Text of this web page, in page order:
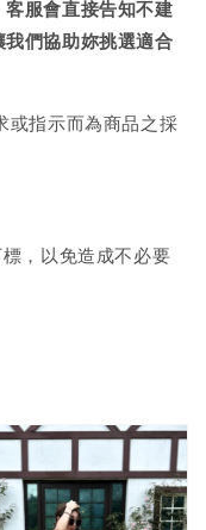
服會直接告知不建
們協助妳挑選適合
或指示而為商品之採
，以免造成不必要